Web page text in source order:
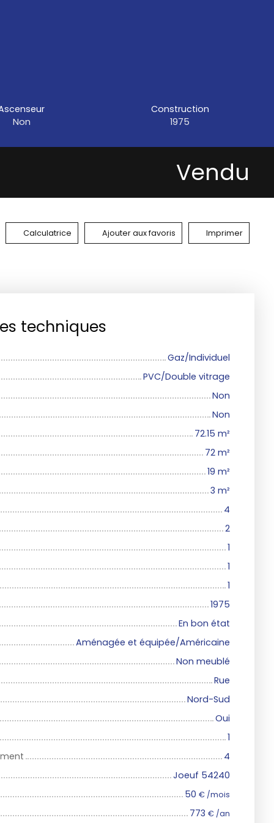
Non
Construction
1975
Vendu
Calculatrice Ajouter aux favoris Imprimer
techniques
Gaz/Individuel
PVC/Double vitrage
Non
Non
72.15 m²
72 m²
19 m²
3 m²
4
2
1
1
1
1975
En bon état
Aménagée et équipée/Américaine
Non meublé
Rue
Nord-Sud
Oui
1
4
Joeuf 54240
50 € /mois
773 € /an